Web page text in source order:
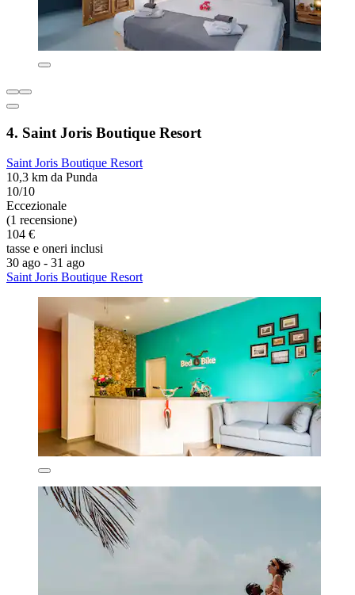
4. Saint Joris Boutique Resort
Saint Joris Boutique Resort
10,3 km da Punda
10/10
Eccezionale
(1 recensione)
104 €
tasse e oneri inclusi
30 ago - 31 ago
Saint Joris Boutique Resort